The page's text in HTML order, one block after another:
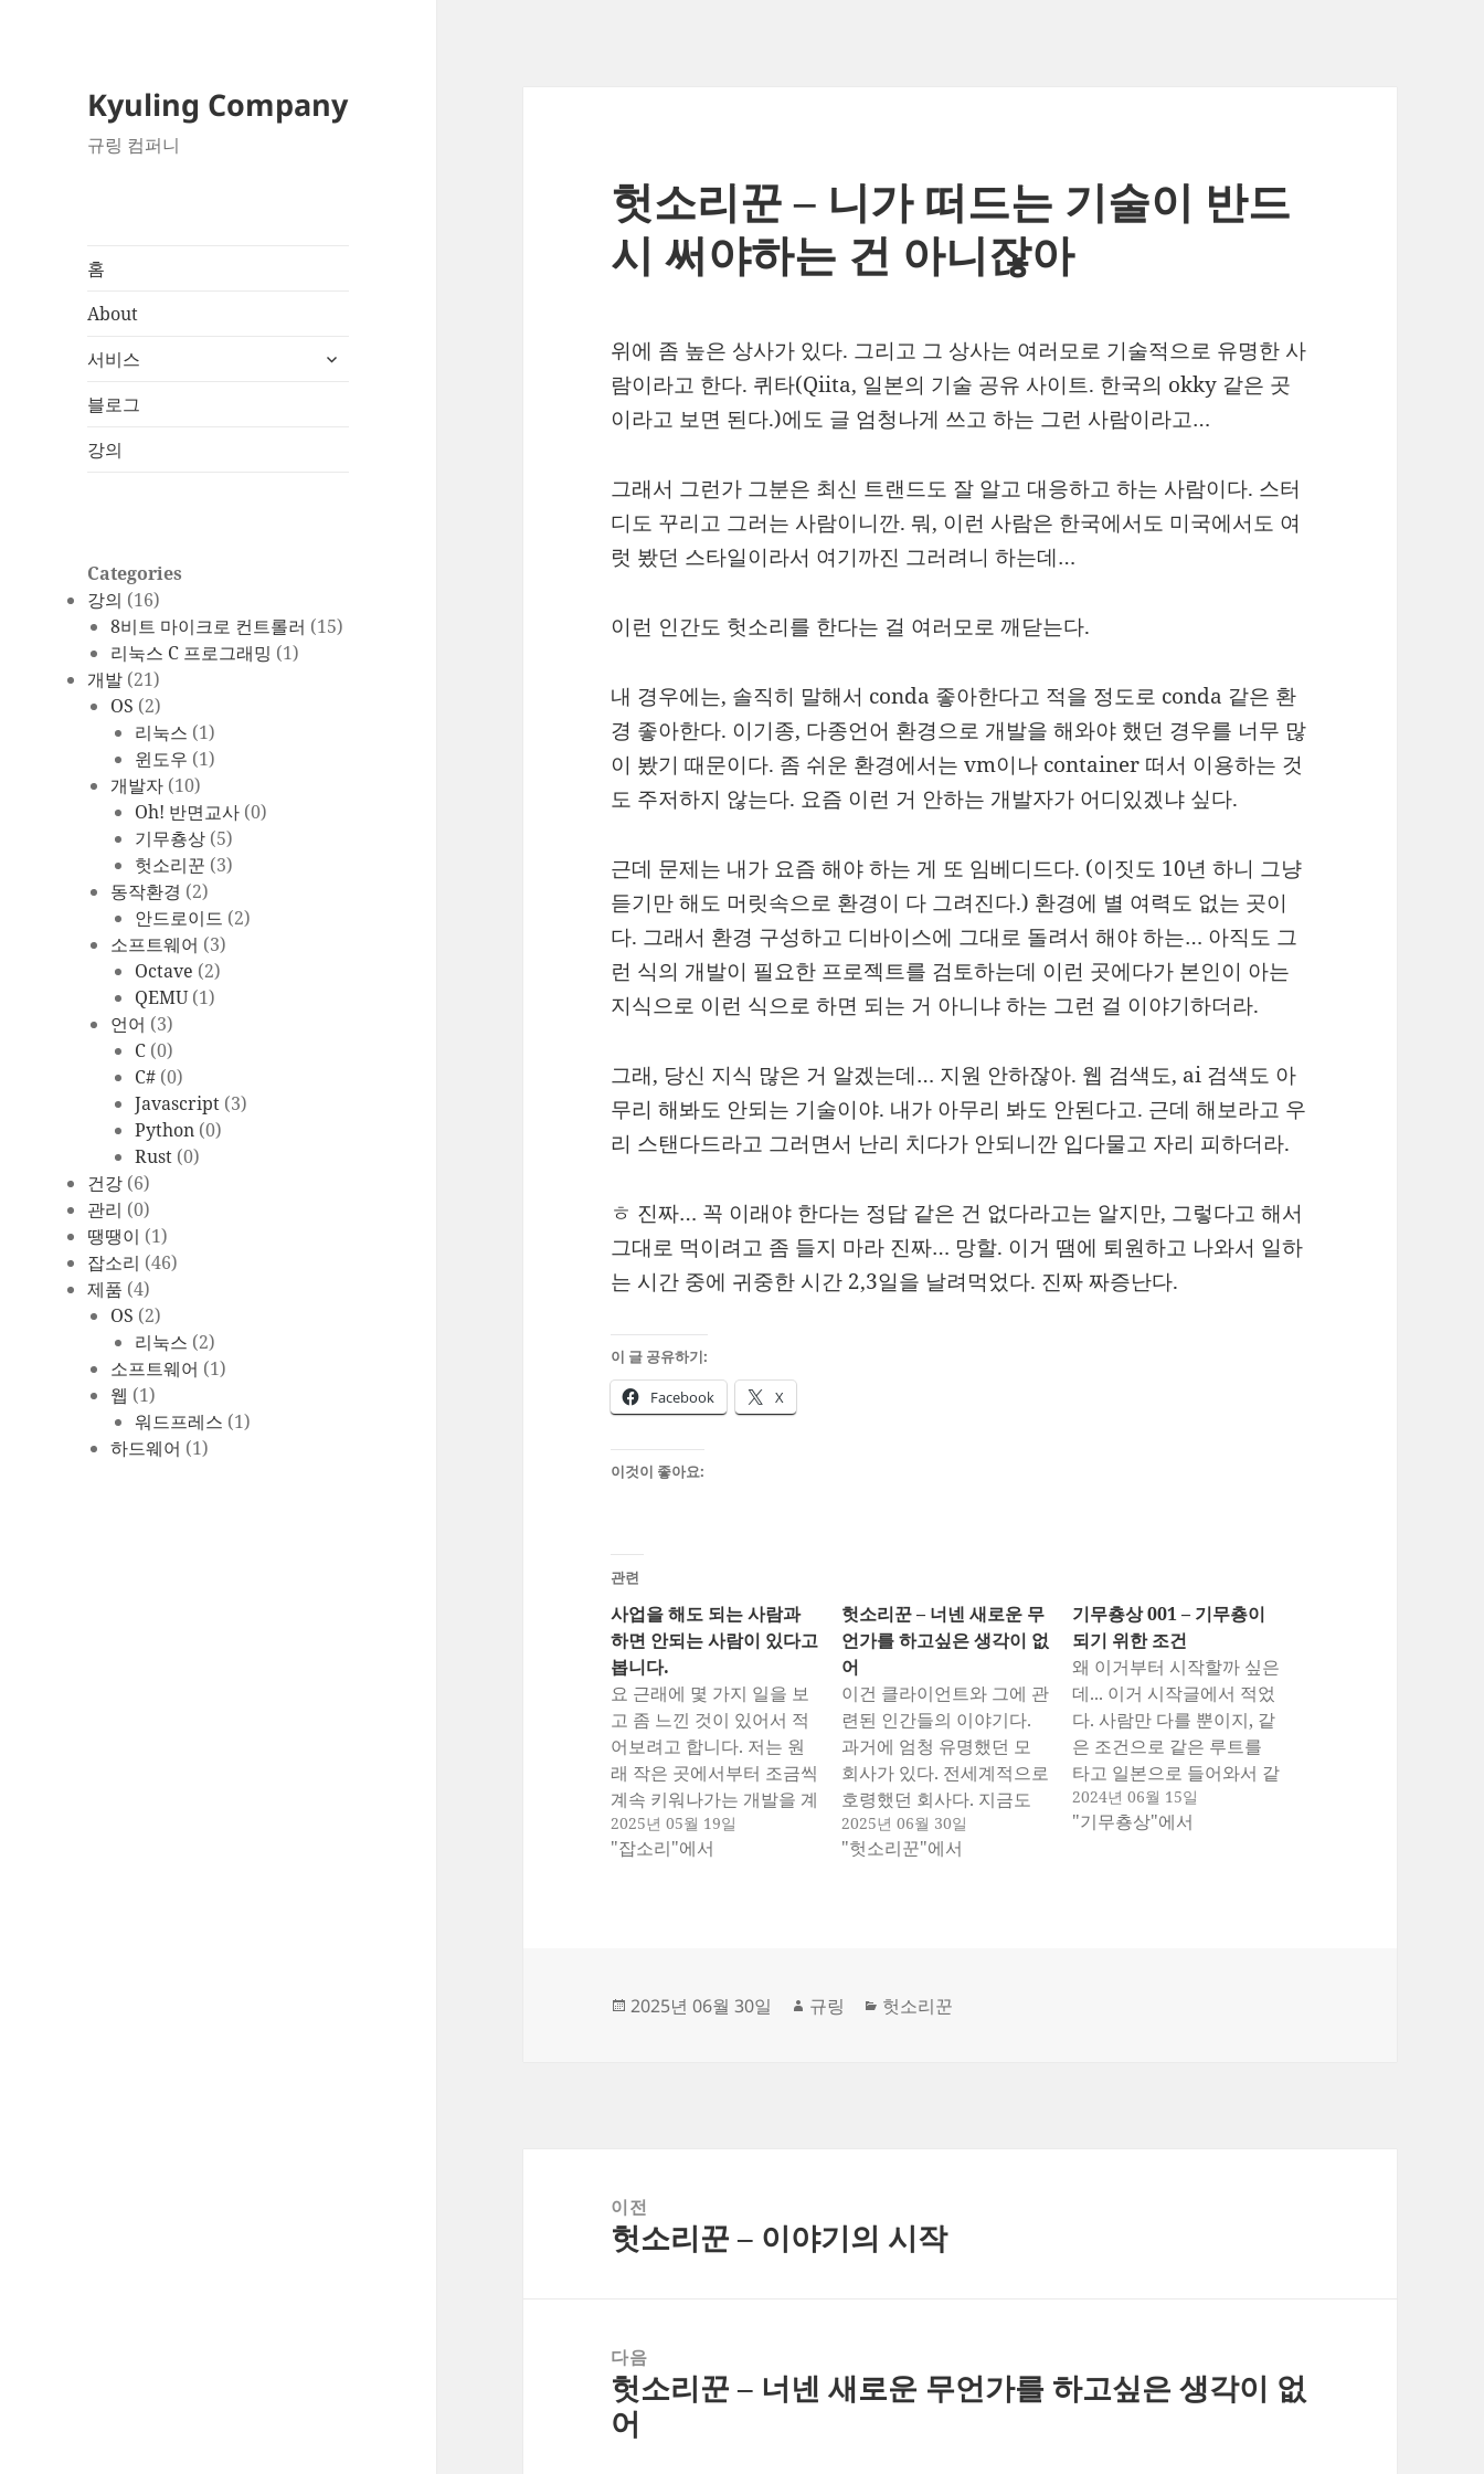
Kyuling Company
규링 컴퍼니
홈
About
서비스
하
블로그
강의
Categories
강의 (16)
8비트 마이크로 컨트롤러 (15)
리눅스 C 프로그래밍 (1)
개발 (21)
OS (2)
리눅스 (1)
윈도우 (1)
개발자 (10)
Oh! 반면교사(0)
기무춍상(5)
헛소리꾼 (3)
동작환경 (2)
안드로이드 (2)
소프트웨어 (3)
Octave (2)
QEMU(1)
언어 (3)
C(0)
C#(0)
Javascript(3)
Python(0)
Rust(0)
건강 (6)
관리 (0)
땡땡이 (1)
잡소리 (46)
제품 (4)
OS (2)
리눅스 (2)
소프트웨어 (1)
웹 (1)
워드프레스 (1)
하드웨어 (1)
헛소리꾼 – 니가 떠드는 기술이 반드
시 써야하는 건 아니잖아
위에 좀 높은 상사가 있다. 그리고 그 상사는 여러모로 기술적으로 유명한 사
람이라고 한다. 퀴타(Qiita, 일본의 기술 공유 사이트. 한국의 okky 같은 곳
이라고 보면 된다.)에도 글 엄청나게 쓰고 하는 그런 사람이라고…
그래서 그런가 그분은 최신 트랜드도 잘 알고 대응하고 하는 사람이다. 스터
디도 꾸리고 그러는 사람이니깐. 뭐, 이런 사람은 한국에서도 미국에서도 여
럿 봤던 스타일이라서 여기까진 그러려니 하는데…
이런 인간도 헛소리를 한다는 걸 여러모로 깨닫는다.
내 경우에는, 솔직히 말해서 conda 좋아한다고 적을 정도로 conda 같은 환
경 좋아한다. 이기종, 다종언어 환경으로 개발을 해와야 했던 경우를 너무 많
이 봤기 때문이다. 좀 쉬운 환경에서는 vm이나 container 떠서 이용하는 것
도 주저하지 않는다. 요즘 이런 거 안하는 개발자가 어디있겠냐 싶다.
근데 문제는 내가 요즘 해야 하는 게 또 임베디드다. (이짓도 10년 하니 그냥
듣기만 해도 머릿속으로 환경이 다 그려진다.) 환경에 별 여력도 없는 곳이
다. 그래서 환경 구성하고 디바이스에 그대로 돌려서 해야 하는… 아직도 그
런 식의 개발이 필요한 프로젝트를 검토하는데 이런 곳에다가 본인이 아는
지식으로 이런 식으로 하면 되는 거 아니냐 하는 그런 걸 이야기하더라.
그래, 당신 지식 많은 거 알겠는데… 지원 안하잖아. 웹 검색도, ai 검색도 아
무리 해봐도 안되는 기술이야. 내가 아무리 봐도 안된다고. 근데 해보라고 우
리 스탠다드라고 그러면서 난리 치다가 안되니깐 입다물고 자리 피하더라.
ㅎ 진짜… 꼭 이래야 한다는 정답 같은 건 없다라고는 알지만, 그렇다고 해서
그대로 먹이려고 좀 들지 마라 진짜… 망할. 이거 땜에 퇴원하고 나와서 일하
는 시간 중에 귀중한 시간 2,3일을 날려먹었다. 진짜 짜증난다.
이 글 공유하기:
Facebook X
이것이 좋아요:
관련
사업을 해도 되는 사람과
하면 안되는 사람이 있다고
봅니다.
요 근래에 몇 가지 일을 보
고 좀 느낀 것이 있어서 적
어보려고 합니다. 저는 원
래 작은 곳에서부터 조금씩
계속 키워나가는 개발을 계
속 하다보니 작은 회사가
어떻게 커가는지를 위주로
이 안따라주네요. 사업은…
2025년 05월 19일
"잡소리"에서
헛소리꾼 – 너넨 새로운 무
언가를 하고싶은 생각이 없
어
이건 클라이언트와 그에 관
련된 인간들의 이야기다.
과거에 엄청 유명했던 모
회사가 있다. 전세계적으로
호령했던 회사다. 지금도
특정 분야에서는 여전히 유
명하다. 근데, 과거에 너무
기를 주구장창 이야기 하는
2025년 06월 30일
"헛소리꾼"에서
기무춍상 001 – 기무춍이
되기 위한 조건
왜 이거부터 시작할까 싶은
데... 이거 시작글에서 적었
다. 사람만 다를 뿐이지, 같
은 조건으로 같은 루트를
타고 일본으로 들어와서 같
은 절차를 밟고 그대로 한
국으로 리턴하는 케이스다.
2024년 06월 15일
"기무춍상"에서
작
2025년 06월 30일
글
규링
카
헛소리꾼
이전
이
헛소리꾼 – 이야기의 시작
다음
다
음
헛소리꾼 – 너넨 새로운 무언가를 하고싶은 생각이 없
어